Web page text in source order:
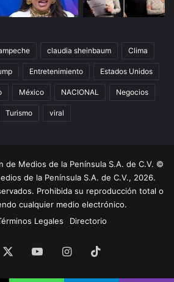
claudia sheinbaum Clima
Entretenimiento Estados Unidos
México NACIONAL Negocios
Turismo viral
de Medios de la Península S.A. de C.V. ©
de la Península S.A. de C.V., 2026.
Prohibida su reproducción total o
cualquier medio electrónico.
Legales Directorio
YouTubeInstagram